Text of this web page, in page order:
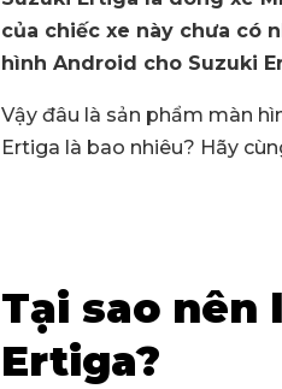
của chiếc xe này chưa có
hình Android cho Suzuki
Vậy đâu là sản phẩm màn
Ertiga là bao nhiêu? Hãy
Tại sao nên
Ertiga?